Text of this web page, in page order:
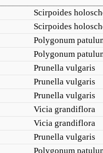
Scirpoides
Scirpoides
Polygonum
Polygonum
Prunella vulgaris
Prunella vulgaris
Prunella vulgaris
Vicia grandiflora
Vicia grandiflora
Prunella vulgaris
Polygonum